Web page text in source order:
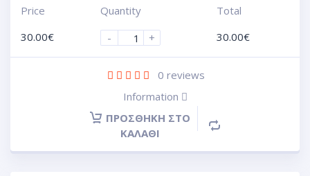
Price
30.00€
Quantity
-
+
Total
30.00€
0 reviews
Information
ΠΡΟΣΘΉΚΗ ΣΤΟ
ΚΑΛΆΘΙ